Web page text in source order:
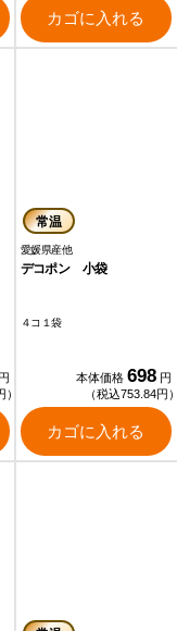
カゴに入れる
円
常温
愛媛県産他
デコポン 小袋
４コ１袋
本体価格 698 円
（税込753.84円
カゴに入れる